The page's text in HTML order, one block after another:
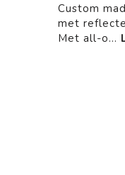
Custom
met
Met all-o...